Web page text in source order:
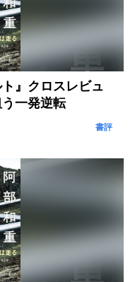
』クロスレビュ
一発逆転
書評